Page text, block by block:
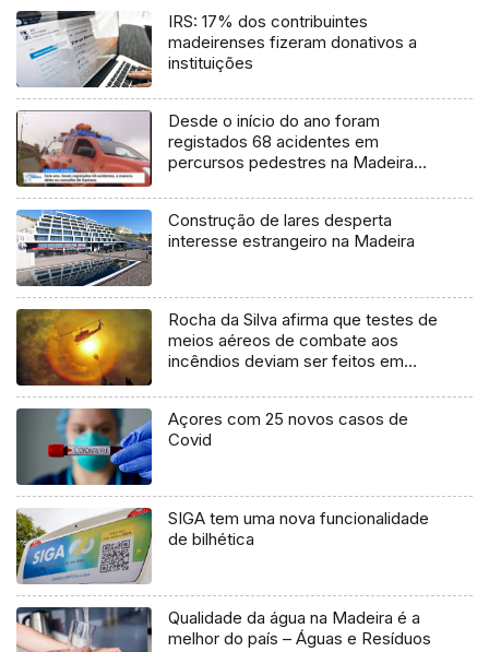
IRS: 17% dos contribuintes
madeirenses fizeram donativos a
instituições
Desde o início do ano foram
registados 68 acidentes em
percursos pedestres na Madeira
Construção de lares desperta
interesse estrangeiro na Madeira
Rocha da Silva afirma que testes de
meios aéreos de combate aos
incêndios deviam ser feitos em
Açores com 25 novos casos de
Covid
SIGA tem uma nova funcionalidade
de bilhética
Qualidade da água na Madeira é a
melhor do país – Águas e Resíduos